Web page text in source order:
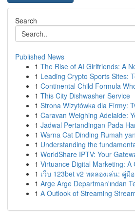
Search
Published News
1 The Rise of AI Girlfriends: A
1 Leading Crypto Sports Sites:
1 Continental Child Formula
1 This City Dishwasher Service
1 Strona Wizytówka dla Firmy:
1 Caravan Weighing Adelaide:
1 Jadwal Pertandingan Pada
1 Warna Cat Dinding Rumah
1 Understanding the
1 WorldShare IPTV: Your
1 Virtuance Digital Marketing: A
1 เว็บ 123bet v2 ทดลองเล่น: คู่มื
1 Arge Arge Departman'ından
1 A Outlook of Streaming